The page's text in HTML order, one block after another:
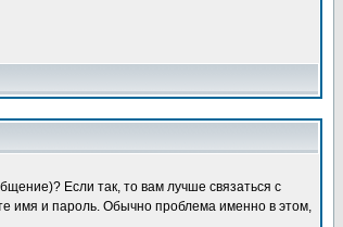
Если так, то вам лучше связаться с
имя и пароль. Обычно проблема именно в этом,